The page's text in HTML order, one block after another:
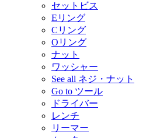
セットビス
Eリング
Cリング
Oリング
ナット
ワッシャー
See all ネジ・ナット
Go to ツール
ドライバー
レンチ
リーマー